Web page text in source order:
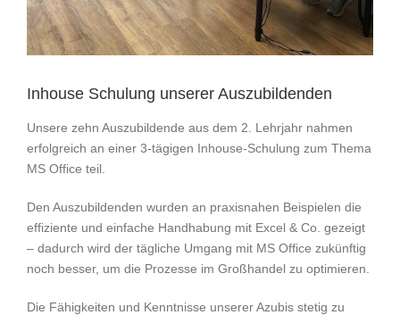
Inhouse Schulung unserer Auszubildenden
Unsere zehn Auszubildende aus dem 2. Lehrjahr nahmen
erfolgreich an einer 3-tägigen Inhouse-Schulung zum Thema
MS Office teil.
Den Auszubildenden wurden an praxisnahen Beispielen die
effiziente und einfache Handhabung mit Excel & Co. gezeigt
– dadurch wird der tägliche Umgang mit MS Office zukünftig
noch besser, um die Prozesse im Großhandel zu optimieren.
Die Fähigkeiten und Kenntnisse unserer Azubis stetig zu